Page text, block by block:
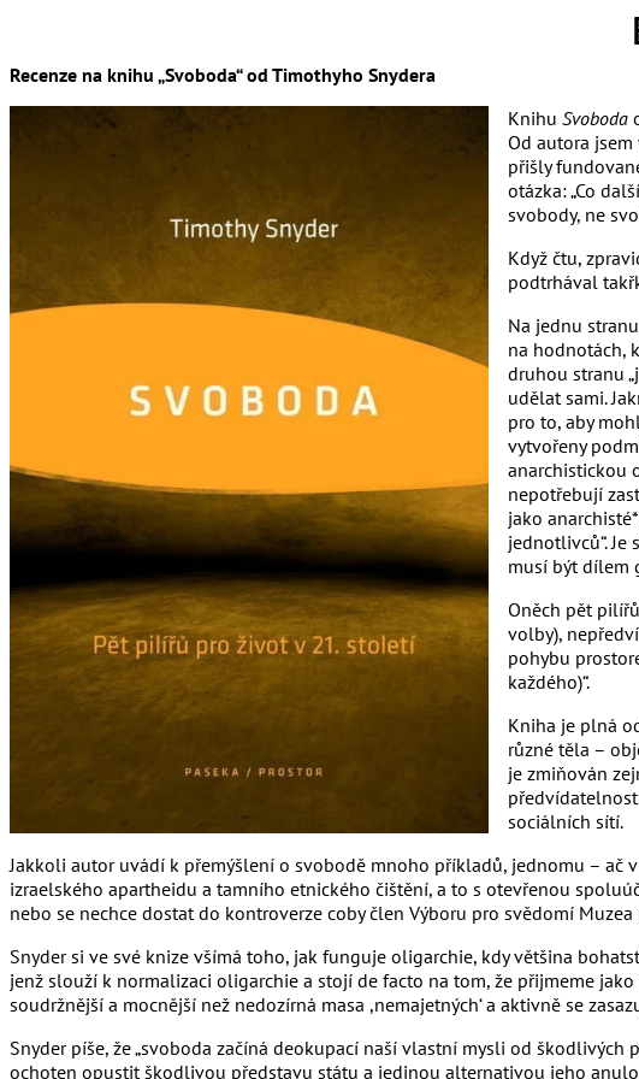
Recenze na knihu „Svoboda“ od Timothyho Snydera
KnihuSvoboda
Od autora
přišly
otázka: „Co
svobody, ne
Když čtu,
podtrhával
Na jednu
na hodnotách,
druhou stranu
udělat sami.
pro to, aby
vytvořeny
anarchistickou
nepotřebují
jako
jednotlivců“.
musí být dílem
Oněch pět
volby),
pohybu
každého)“.
Kniha je plná
různé těla –
je zmiňován
sociálních sítí.
Jakkoli autor uvádí k přemýšlení o svobodě mnoho příkladů, jednomu – ač
izraelského apartheidu a tamního etnického čištění, a to s otevřenou
nebo se nechce dostat do kontroverze coby člen Výboru pro svědomí
Snyder si ve své knize všímá toho, jak funguje oligarchie, kdy většina
jenž slouží k normalizaci oligarchie a stojí de facto na tom, že přijmeme
soudržnější a mocnější než nedozírná masa ,nemajetných‘ a aktivně se
Snyder píše, že „svoboda začíná deokupací naší vlastní mysli od
ochoten opustit škodlivou představu státu a jedinou alternativou jeho